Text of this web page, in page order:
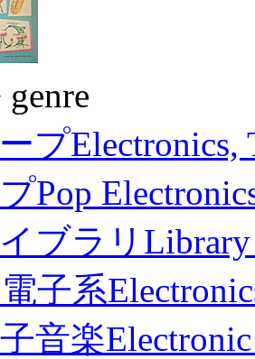
プElectronics,
Pop
ブラリ
子系
音楽